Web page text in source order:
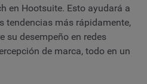
en Hootsuite. Esto ayudará a
tendencias más rápidamente,
su desempeño en redes
de marca, todo en un